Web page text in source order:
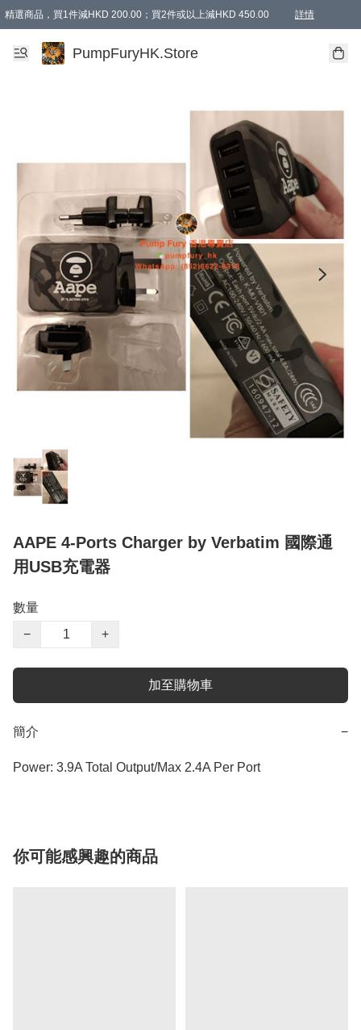
精選商品，買1件減HKD 200.00；買2件或以上減HKD 450.00 詳情
AAPE商品,會員專享9折或以上（按會員等級）AAPE products, members can
精選商品，任選買2件或以上減HKD 100.00
購物滿 HKD 800.00即享免運費優惠！（適用於 特定的送貨方式 )
PumpFuryHK.Store
AAPE 4-Ports Charger by Verbatim 國際通
用USB充電器
數量
−
+
加至購物車
簡介 −
Power: 3.9A Total Output/Max 2.4A Per Port
你可能感興趣的商品